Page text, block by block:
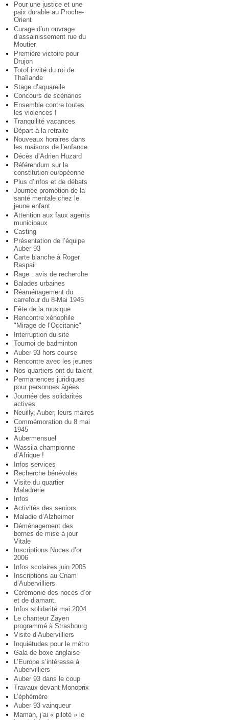
Pour une justice et une
paix durable au Proche-
Orient
Curage d’un ouvrage
d’assainissement rue du
Moutier
Première victoire pour
Drujon
Totof invité du roi de
Thaïlande
Stage d’aquarelle
Concours de scénarios
Ensemble contre toutes
les violences !
Tranquilité vacances
Départ à la retraite
Nouveaux horaires dans
les maisons de l’enfance
Décès d’Adrien Huzard
Référendum sur la
constitution européenne
Plus d’infos et de débats
Journée promotion de la
santé mentale chez le
jeune enfant
Attention aux faux agents
municipaux
Casting
Présentation de l’équipe
Auber 93
Carte blanche à Roger
Raspail
Rage : avis de recherche
Balades urbaines
Réaménagement du
carrefour du 8-Mai 1945
Fête de la musique
Rencontre xénophile
"Mirage de l’Occitanie"
Interruption du site
Tournoi de badminton
Auber 93 hors course
Rencontre avec les jeunes
Nos quartiers ont du talent
Permanences juridiques
pour personnes âgées
Journée des solidarités
actives
Neuilly, Auber, leurs maires
Commémoration du 8 mai
1945
Aubermensuel
Wassila championne
d’Afrique !
Infos services
Recherche bénévoles
Visite du quartier
Maladrerie
Infos
Activités des seniors
Maladie d’Alzheimer
Déménagement des
bornes de mise à jour
Vitale
Inscriptions Noces d’or
2006
Infos scolaires juin 2005
Inscriptions au Cnam
d’Aubervilliers
Cérémonie des noces d’or
et de diamant.
Infos solidarité mai 2004
Le chanteur Zayen
programmé à Strasbourg
Visite d’Aubervilliers
Inquiétudes pour le métro
Gala de boxe anglaise
L’Europe s’intéresse à
Aubervilliers
Auber 93 dans le coup
Travaux devant Monoprix
L’éphémère
Auber 93 vainqueur
Maman, j’ai « piloté » le